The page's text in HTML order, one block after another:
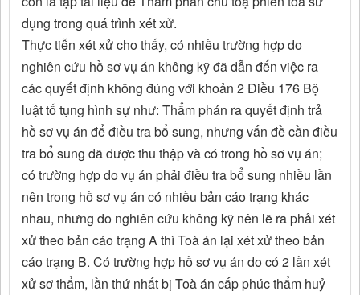
dụng trong quá trình xét xử.
Thực tiễn xét xử cho thấy, có nhiều trường hợp do
nghiên cứu hồ sơ vụ án không kỹ đã dẫn đến việc ra
các quyết định không đúng với khoản 2 Điều 176 Bộ
luật tố tụng hình sự như: Thẩm phán ra quyết định trả
hồ sơ vụ án để điều tra bổ sung, nhưng vấn đề cần điều
tra bổ sung đã được thu thập và có trong hồ sơ vụ án;
có trường hợp do vụ án phải điều tra bổ sung nhiều lần
nên trong hồ sơ vụ án có nhiều bản cáo trạng khác
nhau, nhưng do nghiên cứu không kỹ nên lẽ ra phải xét
xử theo bản cáo trạng A thì Toà án lại xét xử theo bản
cáo trạng B. Có trường hợp hồ sơ vụ án do có 2 lần xét
xử sơ thẩm, lần thứ nhất bị Toà án cấp phúc thẩm huỷ